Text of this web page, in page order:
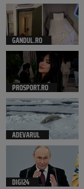
GANDUL.RO
PROSPORT.RO
ADEVARUL
DIGI24